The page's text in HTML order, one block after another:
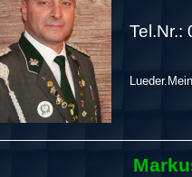
Tel.Nr.: